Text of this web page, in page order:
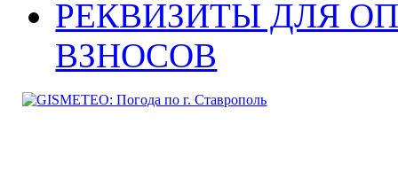
РЕКВИЗИТЫ ДЛЯ
ВЗНОСОВ